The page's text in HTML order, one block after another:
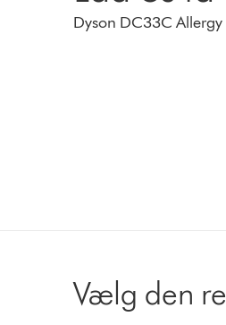
Dyson DC33C
Vælg den